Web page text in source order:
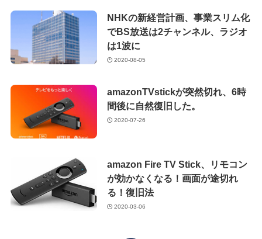
NHKの新経営計画、事業スリム化
でBS放送は2チャンネル、ラジオ
は1波に
2020-08-05
amazonTVstickが突然切れ、6時
間後に自然復旧した。
2020-07-26
amazon Fire TV Stick、リモコン
が効かなくなる！画面が途切れ
る！復旧法
2020-03-06